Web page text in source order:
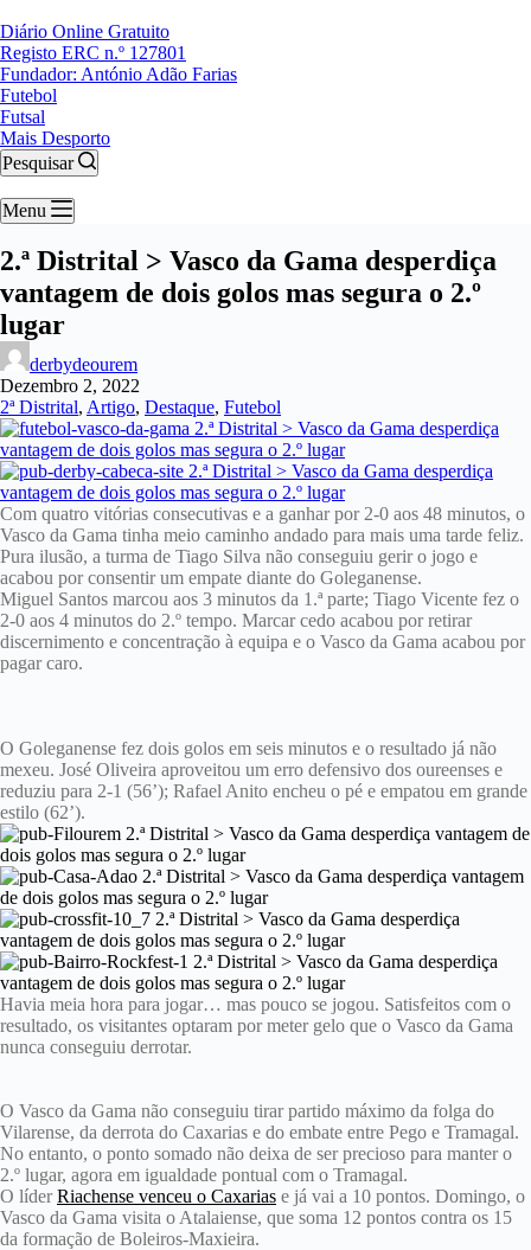
Diário Online Gratuito
Registo ERC n.º 127801
Fundador: António Adão Farias
Futebol
Futsal
Mais Desporto
Pesquisar
Menu
2.ª Distrital > Vasco da Gama desperdiça
vantagem de dois golos mas segura o 2.º
lugar
derbydeourem
Dezembro 2, 2022
2ª Distrital, Artigo, Destaque, Futebol
Com quatro vitórias consecutivas e a ganhar por 2-0 aos 48 minutos, o
Vasco da Gama tinha meio caminho andado para mais uma tarde feliz.
Pura ilusão, a turma de Tiago Silva não conseguiu gerir o jogo e
acabou por consentir um empate diante do Goleganense.
Miguel Santos marcou aos 3 minutos da 1.ª parte; Tiago Vicente fez o
2-0 aos 4 minutos do 2.º tempo. Marcar cedo acabou por retirar
discernimento e concentração à equipa e o Vasco da Gama acabou por
pagar caro.
O Goleganense fez dois golos em seis minutos e o resultado já não
mexeu. José Oliveira aproveitou um erro defensivo dos oureenses e
reduziu para 2-1 (56’); Rafael Anito encheu o pé e empatou em grande
estilo (62’).
Havia meia hora para jogar… mas pouco se jogou. Satisfeitos com o
resultado, os visitantes optaram por meter gelo que o Vasco da Gama
nunca conseguiu derrotar.
O Vasco da Gama não conseguiu tirar partido máximo da folga do
Vilarense, da derrota do Caxarias e do embate entre Pego e Tramagal.
No entanto, o ponto somado não deixa de ser precioso para manter o
2.º lugar, agora em igualdade pontual com o Tramagal.
O líderRiachense venceu o Caxarias e já vai a 10 pontos. Domingo, o
Vasco da Gama visita o Atalaiense, que soma 12 pontos contra os 15
da formação de Boleiros-Maxieira.